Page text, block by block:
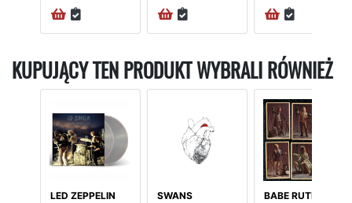
KUPUJĄCY TEN PRODUKT WYBRALI RÓWNIEŻ
LED ZEPPELIN
SWANS
BABE RUTH